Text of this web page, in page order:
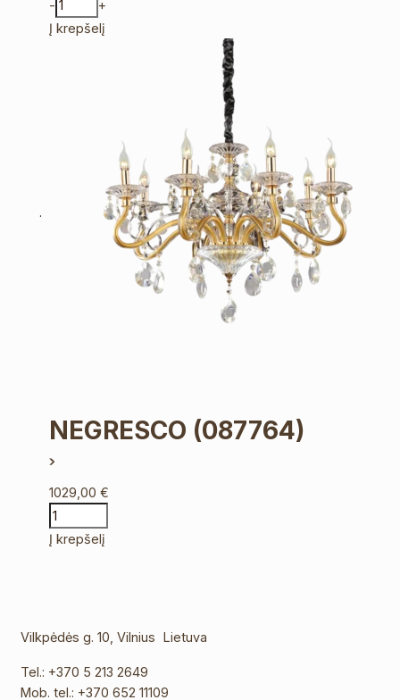
-
+
Į krepšelį
NEGRESCO (087764)
1029,00€
Į krepšelį
Vilkpėdės g. 10, Vilnius Lietuva
Tel.: +370 5 213 2649
Mob. tel.: +370 652 11109